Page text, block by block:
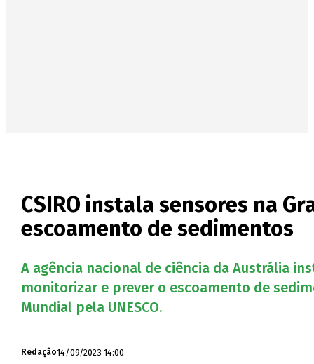
CSIRO instala sensores na
escoamento de sedimentos
A agência nacional de ciência da Austrália
monitorizar e prever o escoamento de
Mundial pela UNESCO.
Redação14/09/2023 14:00